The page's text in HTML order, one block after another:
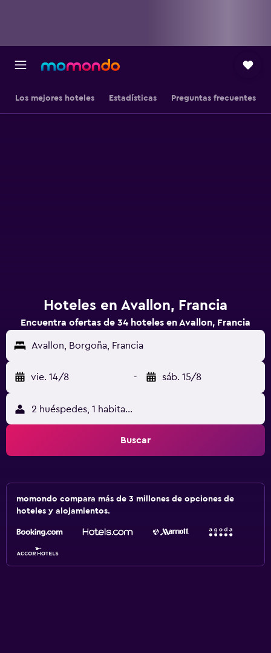
Los mejores hoteles Estadísticas Preguntas frecuentes
Hoteles en Avallon, Francia
Encuentra ofertas de 34 hoteles en Avallon, Francia
Avallon, Borgoña, Francia
vie. 14/8 - sáb. 15/8
2 huéspedes, 1 habitación
Buscar
momondo compara más de 3 millones de opciones de
hoteles y alojamientos.